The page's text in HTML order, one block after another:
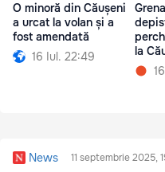
O minoră din Căușeni
a urcat la volan și a
fost amendată
16 Iul. 22:49
la
News 11 septembrie 2025,